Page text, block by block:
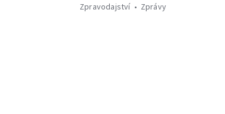
Zpravodajství
Zprávy